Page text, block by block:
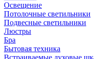
Освещение
Потолочные светильники
Подвесные светильники
Люстры
Бра
Бытовая техника
Встраиваемые духовые